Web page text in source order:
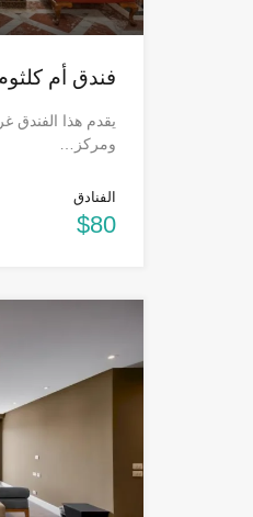
فندق أم
يقدم هذا الفندق
ومركز…
الفنادق
$80